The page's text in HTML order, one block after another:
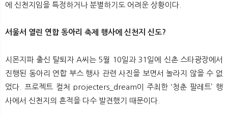
뉴
에 신천지임을 특정하거나 분별하기도 어려운 상황이다.
서울서 열린 연합 동아리 축제 행사에 신천지 신도?
시몬지파 출신 탈퇴자 A씨는 5월 10일과 31일에 신촌 스타광장에서
진행된 동아리 연합 부스 행사 관련 사진을 보면서 놀라지 않을 수 없
었다. 프로젝트 컬처 projecters_dream이 주최한 ‘청춘 팔레트’ 행
사에서 신천지의 흔적을 다수 발견했기 때문이다.